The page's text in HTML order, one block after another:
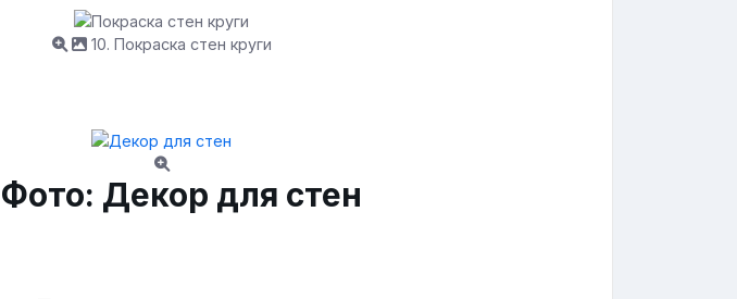
10. Покраска стен круги
Фото: Декор для стен